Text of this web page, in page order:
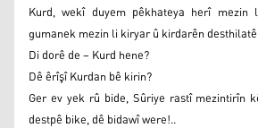
Kurd, wekî duyem pêkhateya herî
gumanek mezin li kiryar û kirdarên
Di dorê de – Kurd hene?
Dê êrîşî Kurdan bê kirin?
Ger ev yek rû bide, Sûriye rastî mezintirîn
destpê bike, dê bidawî were!..